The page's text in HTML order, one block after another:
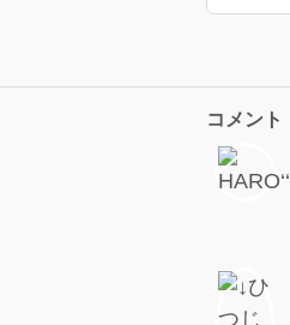
コメント